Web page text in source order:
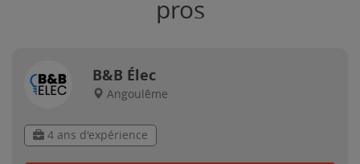
pros
B&B Élec
Angoulême
4 ans d'expérience